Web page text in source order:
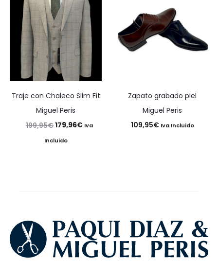
Traje con Chaleco Slim Fit
Miguel Peris
199,95€El
precio
179,96€ElIva
Incluido
Zapato grabado piel
Miguel Peris
109,95€ Iva Incluido